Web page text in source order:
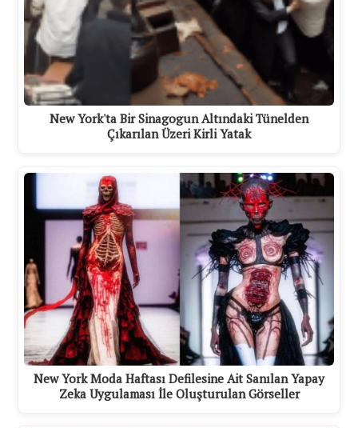
New York'ta Bir Sinagogun Altındaki Tünelden
Çıkarılan Üzeri Kirli Yatak
New York Moda Haftası Defilesine Ait Sanılan Yapay
Zeka Uygulaması İle Oluşturulan Görseller